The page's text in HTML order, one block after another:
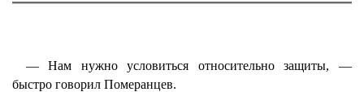
— Нам нужно условиться относительно защиты, —
быстро говорил Померанцев.